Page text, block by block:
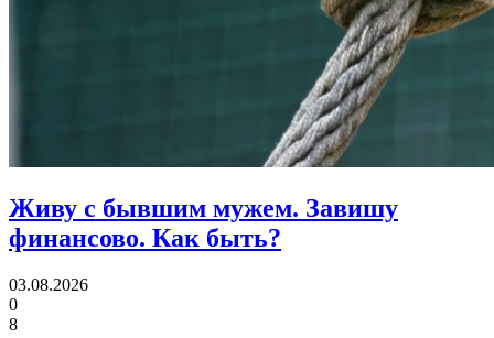
Живу с бывшим мужем. Завишу
финансово. Как быть?
03.08.2026
0
8